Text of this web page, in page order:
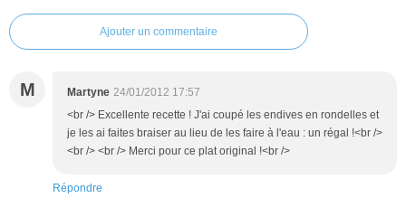
Ajouter un commentaire
M Martyne 24/01/2012 17:57
<br /> Excellente recette ! J'ai coupé les endives en rondelles et
je les ai faites braiser au lieu de les faire à l'eau : un régal !<br />
<br /> <br /> Merci pour ce plat original !<br />
Répondre